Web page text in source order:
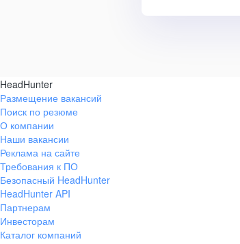
HeadHunter
Размещение вакансий
Поиск по резюме
О компании
Наши вакансии
Реклама на сайте
Требования к ПО
Безопасный HeadHunter
HeadHunter API
Партнерам
Инвесторам
Каталог компаний